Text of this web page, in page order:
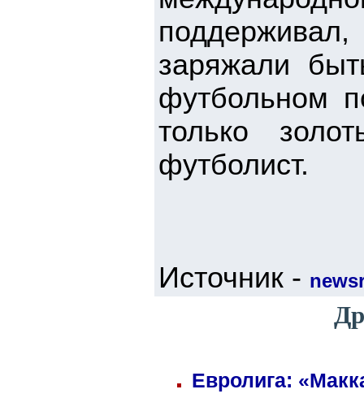
заряжали
футбольном
только
футболист.
Источник -
Евролига: